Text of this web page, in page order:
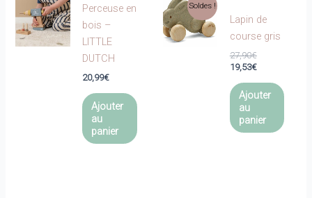
Perceuse en
bois –
LITTLE
DUTCH
20,99€
Ajouter
au
panier
Soldes !
Lapin de
course gris
27,90€Le
prix
était :
27,90€.
19,53€Le
actuel
est :
19,53€.
Ajouter
au
panier